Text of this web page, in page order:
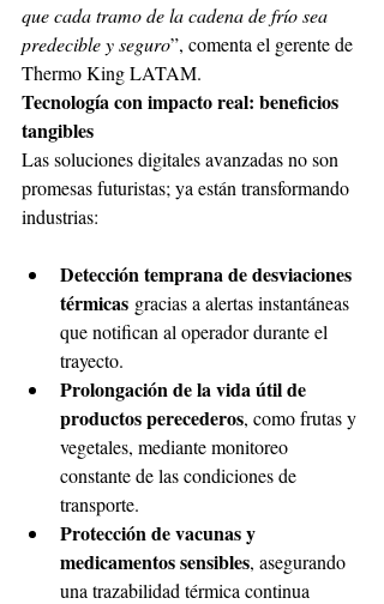
que cada tramo de la cadena de frío sea
predecible y seguro”, comenta el gerente de
Thermo King LATAM.
Tecnología con impacto real: beneficios
tangibles
Las soluciones digitales avanzadas no son
promesas futuristas; ya están transformando
industrias:
Detección temprana de desviaciones
térmicas gracias a alertas instantáneas
que notifican al operador durante el
trayecto.
Prolongación de la vida útil de
productos perecederos, como frutas y
vegetales, mediante monitoreo
constante de las condiciones de
transporte.
Protección de vacunas y
medicamentos sensibles, asegurando
una trazabilidad térmica continua